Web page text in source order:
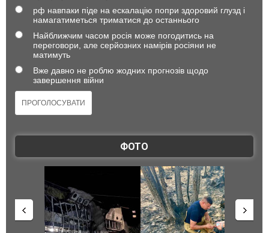
рф навпаки піде на ескалацію попри здоровий глузд і
намагатиметься триматися до останнього
Найближчим часом росія може погодитись на
переговори, але серйозних намірів росіяни не
матимуть
Вже давно не роблю жодних прогнозів щодо
завершення війни
ФОТО